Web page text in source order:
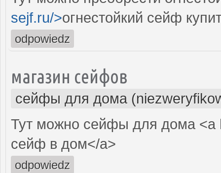
sejf.ru/>огнестойкий сейф
odpowiedz
магазин сейфов
сейфы для дома
Тут можно сейфы для дома <a
сейф в дом</a>
odpowiedz